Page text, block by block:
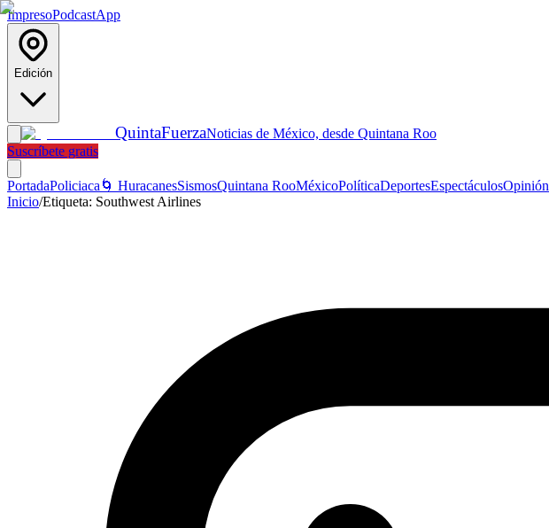
ImpresoPodcastApp
Edición
QuintaFuerzaNoticias de México, desde Quintana Roo
Suscríbete gratis
PortadaPoliciaca 🌀 HuracanesSismosQuintana RooMéxicoPolíticaDeportesEspectáculosOpinión
Inicio/Etiqueta: Southwest Airlines